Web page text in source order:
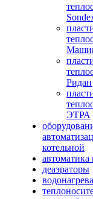
Ридан
ЭТРА
котельной
автоматика
деаэраторы